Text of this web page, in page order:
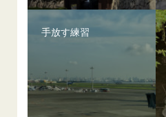
手放す練習